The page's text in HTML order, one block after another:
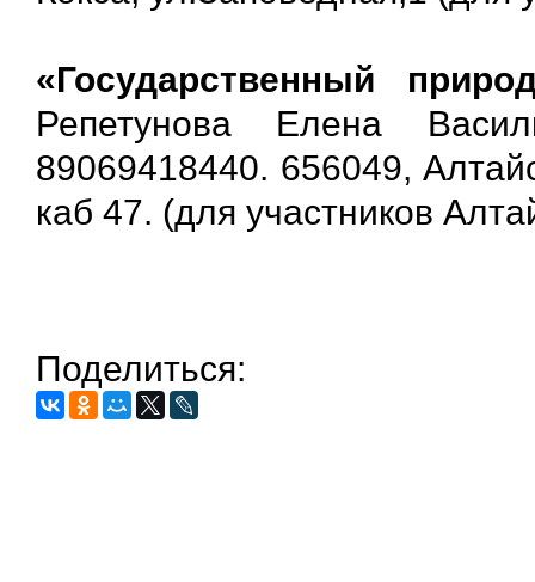
«Государственный
Репетунова Елена
89069418440. 656049,
каб 47. (для участников
Поделиться: